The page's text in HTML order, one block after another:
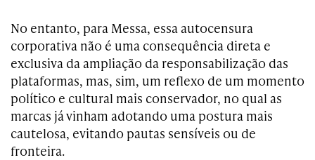
No entanto, para Messa, essa autocensura
corporativa não é uma consequência direta e
exclusiva da ampliação da responsabilização das
plataformas, mas, sim, um reflexo de um momento
político e cultural mais conservador, no qual as
marcas já vinham adotando uma postura mais
cautelosa, evitando pautas sensíveis ou de
fronteira.